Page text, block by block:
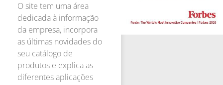
O site tem uma área
dedicada à informação
da empresa, incorpora
as últimas novidades do
seu catálogo de
produtos e explica as
diferentes aplicações